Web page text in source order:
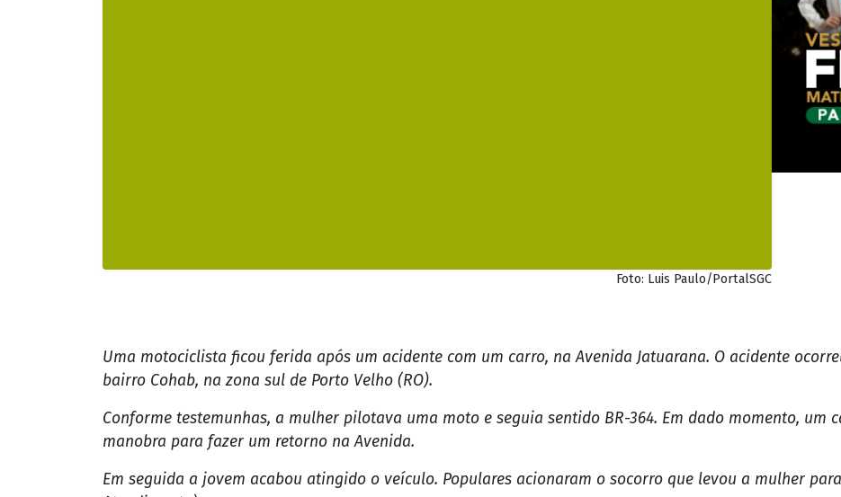
Foto: Luis Paulo/PortalSGC
Uma motociclista ficou ferida após um acidente com um carro, na Avenida Jatuarana. O acidente
bairro Cohab, na zona sul de Porto Velho (RO).
Conforme testemunhas, a mulher pilotava uma moto e seguia sentido BR-364. Em dado momento, um
manobra para fazer um retorno na Avenida.
Em seguida a jovem acabou atingido o veículo. Populares acionaram o socorro que levou a mulher